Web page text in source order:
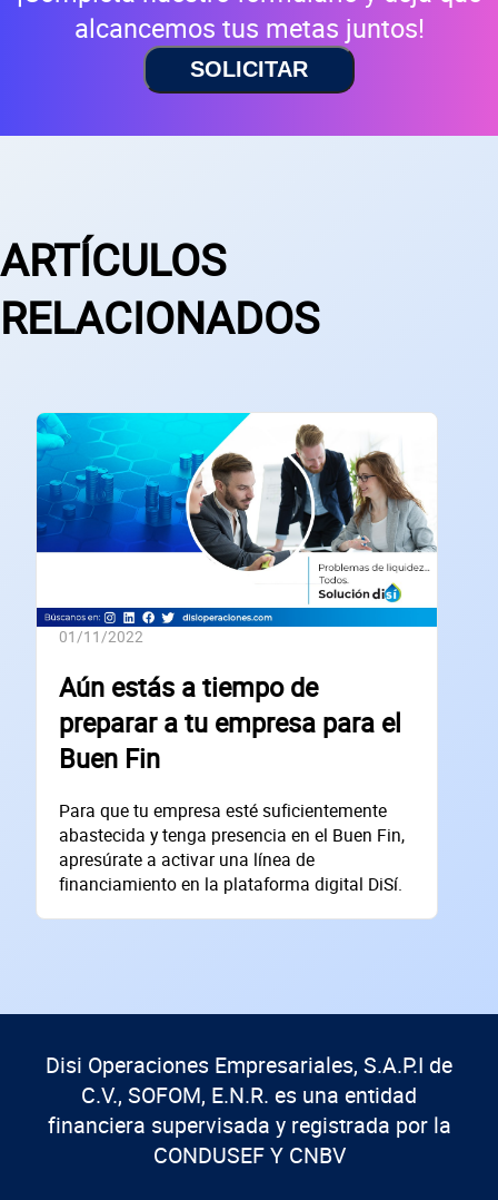
alcancemos tus metas juntos!
SOLICITAR
ARTÍCULOS
RELACIONADOS
01/11/2022
Aún estás a tiempo de
preparar a tu empresa para el
Buen Fin
Para que tu empresa esté suficientemente
abastecida y tenga presencia en el Buen Fin,
apresúrate a activar una línea de
financiamiento en la plataforma digital DiSí.
Disi Operaciones Empresariales, S.A.P.I de
C.V., SOFOM, E.N.R. es una entidad
financiera supervisada y registrada por la
CONDUSEF Y CNBV